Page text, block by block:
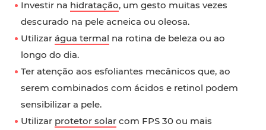
Investir na hidratação, um gesto muitas vezes
descurado na pele acneica ou oleosa.
Utilizar água termal na rotina de beleza ou ao
longo do dia.
Ter atenção aos esfoliantes mecânicos que, ao
serem combinados com ácidos e retinol podem
sensibilizar a pele.
Utilizar protetor solar com FPS 30 ou mais